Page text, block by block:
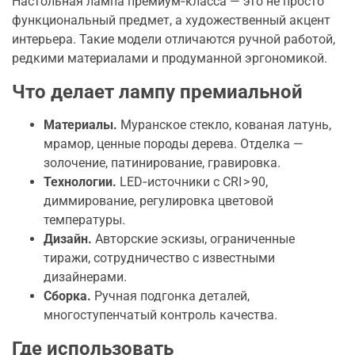
функциональный предмет, а художественный акцент
интерьера. Такие модели отличаются ручной работой,
редкими материалами и продуманной эргономикой.
Что делает лампу премиальной
Материалы. Муранское стекло, кованая латунь,
мрамор, ценные породы дерева. Отделка —
золочение, патинирование, гравировка.
Технологии. LED‑источники с CRI > 90,
диммирование, регулировка цветовой
температуры.
Дизайн. Авторские эскизы, ограниченные
тиражи, сотрудничество с известными
дизайнерами.
Сборка. Ручная подгонка деталей,
многоступенчатый контроль качества.
Где использовать